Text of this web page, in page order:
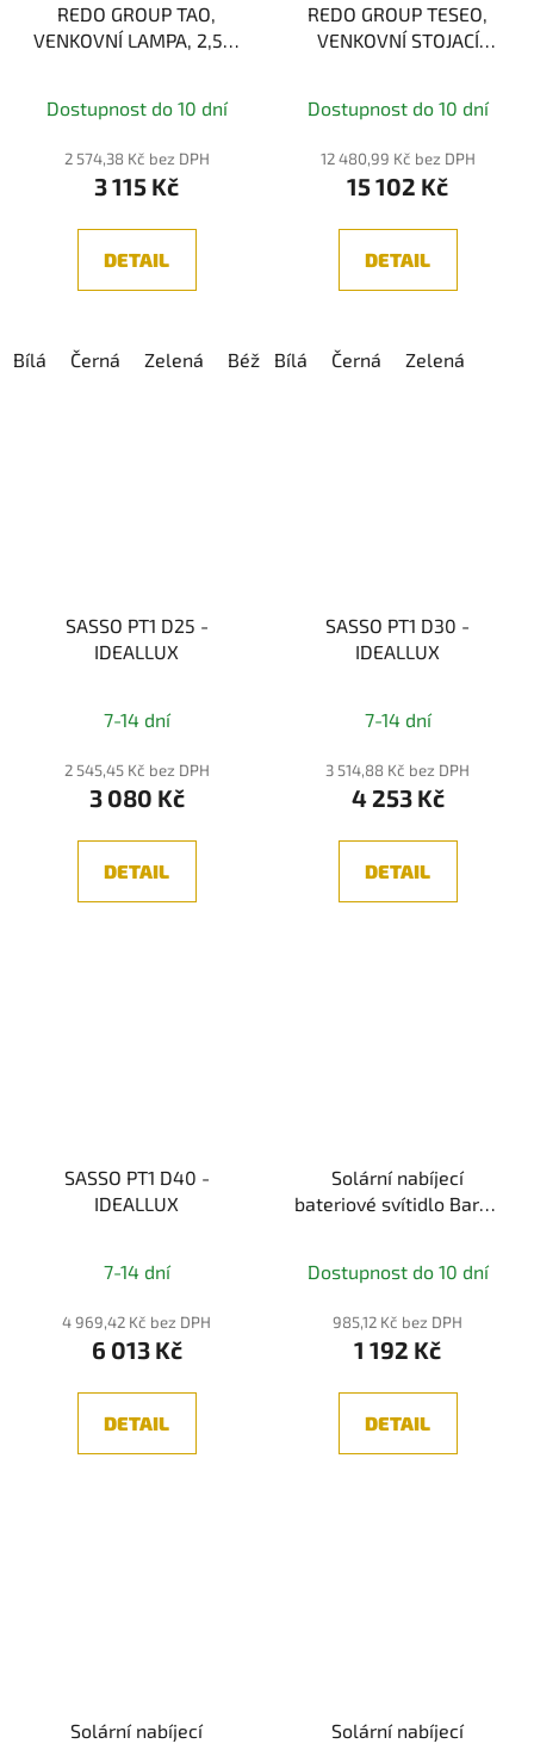
REDO GROUP TAO,
VENKOVNÍ LAMPA, 2,5W
Dostupnost do 10 dní
2 574,38 Kč bez DPH
3 115 Kč
DETAIL
Bílá Černá Zelená Béžová Modrá Červená
REDO GROUP TESEO,
VENKOVNÍ STOJACÍ
Dostupnost do 10 dní
12 480,99 Kč bez DPH
15 102 Kč
DETAIL
Bílá Černá Zelená
SASSO PT1 D25 -
IDEALLUX
7-14 dní
2 545,45 Kč bez DPH
3 080 Kč
DETAIL
SASSO PT1 D30 -
IDEALLUX
7-14 dní
3 514,88 Kč bez DPH
4 253 Kč
DETAIL
SASSO PT1 D40 -
IDEALLUX
7-14 dní
4 969,42 Kč bez DPH
6 013 Kč
DETAIL
Solární nabíjecí
bateriové svítidlo Bartja
Dostupnost do 10 dní
985,12 Kč bez DPH
1 192 Kč
DETAIL
Solární nabíjecí
Solární nabíjecí